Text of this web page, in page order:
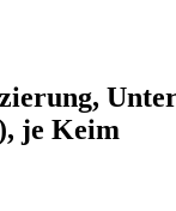
je Keim